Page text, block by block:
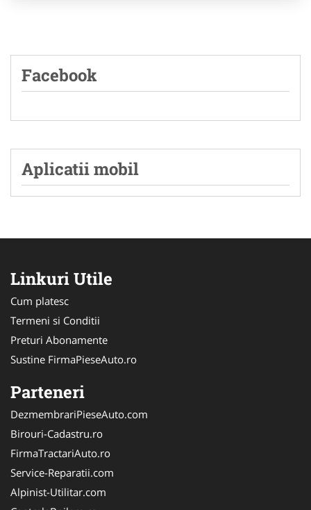
Facebook
Aplicatii mobil
Linkuri Utile
Cum platesc
Termeni si Conditii
Preturi Abonamente
Sustine FirmaPieseAuto.ro
Parteneri
DezmembrariPieseAuto.com
Birouri-Cadastru.ro
FirmaTractariAuto.ro
Service-Reparatii.com
Alpinist-Utilitar.com